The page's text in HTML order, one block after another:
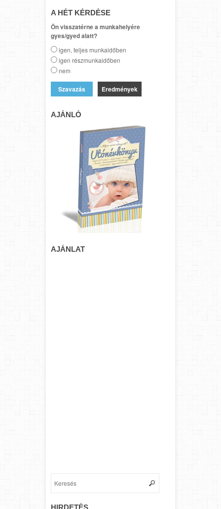
A HÉT KÉRDÉSE
Ön visszatérne a munkahelyére
gyes/gyed alatt?
igen, teljes munkaidőben
igen részmunkaidőben
nem
Eredmények
AJÁNLÓ
AJÁNLAT
HIRDETÉS